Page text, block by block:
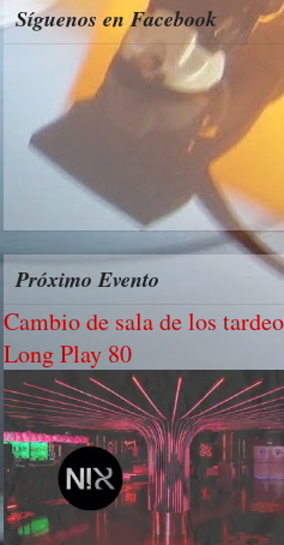
Síguenos en Facebook
Próximo Evento
Cambio de sala de los
Long Play 80